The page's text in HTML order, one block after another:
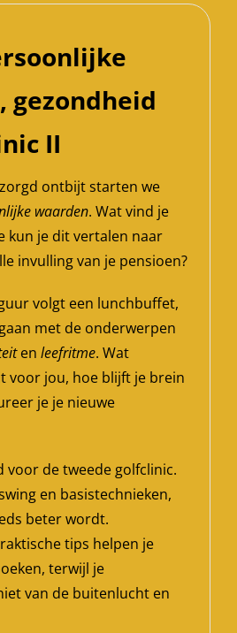
gezondheid
II
ontbijt starten we
waarden. Wat vind je
kun je dit vertalen naar
invulling van je pensioen?
volgt een lunchbuffet,
met de onderwerpen
en leefritme. Wat
voor jou, hoe blijft je brein
je je nieuwe
voor de tweede golfclinic.
en basistechnieken,
beter wordt.
tips helpen je
terwijl je
van de buitenlucht en